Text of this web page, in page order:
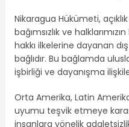
Nikaragua Hükümeti,
bağımsızlık ve
hakkı ilkelerine dayanan
bağlıdır. Bu bağlamda
işbirliği ve dayanışma
Orta Amerika, Latin
uyumu teşvik etmeye
insanlara yönelik